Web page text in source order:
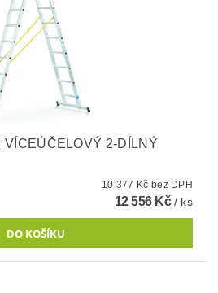
2-DÍLNÝ
10 377 Kč bez DPH
12 556 Kč/ ks